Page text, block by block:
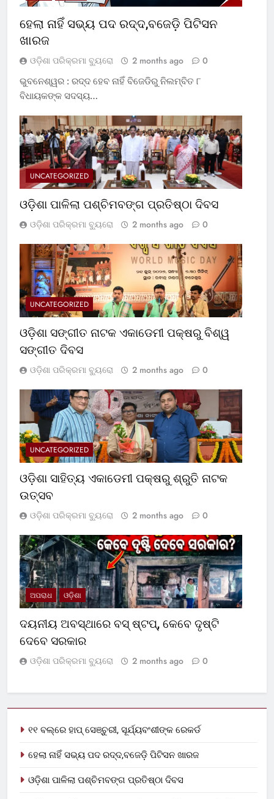
ହେଲା ନାହିଁ ସଭ୍ୟ ପଦ ରଦ୍ଦ,ବଜେଡ଼ି ପିଟିସନ
ଖାରଜ
ଓଡ଼ିଶା ପରିକ୍ରମା ବ୍ୟୁରୋ 2 months ago 0
ଭୁବନେଶ୍ୱର : ରଦ୍ଦ ହେବ ନାହିଁ ବିଜେଡିରୁ ନିଲମ୍ବିତ ୮
ବିଧାୟକଙ୍କ ସଦସ୍ୟ…
UNCATEGORIZED
ଓଡ଼ିଶା ପାଳିଲା ପଶ୍ଚିମବଙ୍ଗ ପ୍ରତିଷ୍ଠା ଦିବସ
ଓଡ଼ିଶା ପରିକ୍ରମା ବ୍ୟୁରୋ 2 months ago 0
UNCATEGORIZED
ଓଡ଼ିଶା ସଙ୍ଗୀତ ନାଟକ ଏକାଡେମୀ ପକ୍ଷରୁ ବିଶ୍ୱ
ସଙ୍ଗୀତ ଦିବସ
ଓଡ଼ିଶା ପରିକ୍ରମା ବ୍ୟୁରୋ 2 months ago 0
UNCATEGORIZED
ଓଡ଼ିଶା ସାହିତ୍ୟ ଏକାଡେମୀ ପକ୍ଷରୁ ଶ୍ରୁତି ନାଟକ
ଉତ୍ସବ
ଓଡ଼ିଶା ପରିକ୍ରମା ବ୍ୟୁରୋ 2 months ago 0
ଅପରାଧ ଓଡ଼ିଶା
ଦୟନୀୟ ଅବସ୍ଥାରେ ବସ୍‌ ଷ୍ଟପ୍‌, କେବେ ଦୃଷ୍ଟି
ଦେବେ ସରକାର
ଓଡ଼ିଶା ପରିକ୍ରମା ବ୍ୟୁରୋ 2 months ago 0
୧୧ ବଲ୍‌ରେ ହାପ୍ ସେଞ୍ଚୁରୀ, ସୂର୍ଯ୍ୟବଂଶୀଙ୍କ ରେକର୍ଡ
ହେଲା ନାହିଁ ସଭ୍ୟ ପଦ ରଦ୍ଦ,ବଜେଡ଼ି ପିଟିସନ ଖାରଜ
ଓଡ଼ିଶା ପାଳିଲା ପଶ୍ଚିମବଙ୍ଗ ପ୍ରତିଷ୍ଠା ଦିବସ